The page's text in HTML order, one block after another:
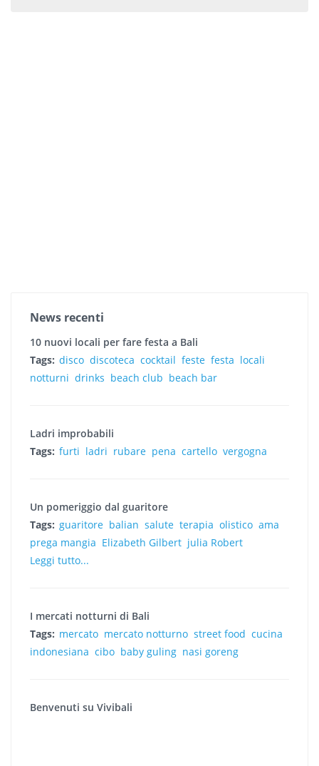
News recenti
10 nuovi locali per fare festa a Bali
Tags: disco discoteca cocktail feste festa locali
notturni drinks beach club beach bar
Ladri improbabili
Tags: furti ladri rubare pena cartello vergogna
Un pomeriggio dal guaritore
Tags: guaritore balian salute terapia olistico ama
prega mangia Elizabeth Gilbert julia Robert
Leggi tutto...
I mercati notturni di Bali
Tags: mercato mercato notturno street food cucina
indonesiana cibo baby guling nasi goreng
Benvenuti su Vivibali